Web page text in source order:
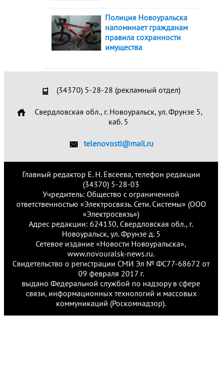
Полиция Новоуральска
напоминает гражданам
правила сохранности
имущества
(34370) 5-28-28 (рекламный отдел)
Свердловская обл., г. Новоуральск, ул. Фрунзе 5,
каб. 5
telenovosti@mail.ru
Главный редактор Е. Н. Евсеева, телефон редакции
(34370) 5-28-03
Учредитель: Общество с ограниченной
ответственностью «Электросвязь. Сети. Системы» (ООО
«Электросвязь»)
Адрес редакции: 624130, Свердловская обл., г.
Новоуральск, ул. Фрунзе д. 5
Сетевое издание «Новости Новоуральска»,
www.novouralsk-news.ru.
Свидетельство о регистрации СМИ Эл № ФС77-68672 от
09 февраля 2017 г.
выдано Федеральной службой по надзору в сфере
связи, информационных технологий и массовых
коммуникаций (Роскомнадзор).